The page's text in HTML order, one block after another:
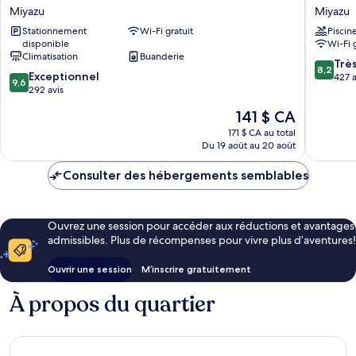
by
Marriott
Kyoto
Amanohashidate
Miyazu
Miyazu
Stationnement
disponible
Wi-Fi gratuit
Climatisation
Buanderie
9.6
sur
9,6 Exceptionnel
292 avis
Le
prix
est
141 $ CA
141 $ CA
171 $ CA au total
Du 19 août au 20 août
Kyoto
Miyazu
Resort
&
Spa
Miyazu
Miyazu
Wi-Fi
8.2
sur
8,2
427
Consulter des hébergements semblables
Ouvrez une session pour accéder aux réductions et avantages
admissibles. Plus de récompenses pour vivre plus d’aventures!
Ouvrir une session M’inscrire gratuitement
À propos du quartier